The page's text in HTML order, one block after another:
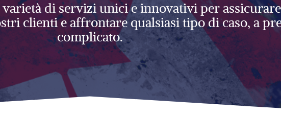
di servizi unici e innovativi per
clienti e affrontare qualsiasi tipo di caso, a
complicato.